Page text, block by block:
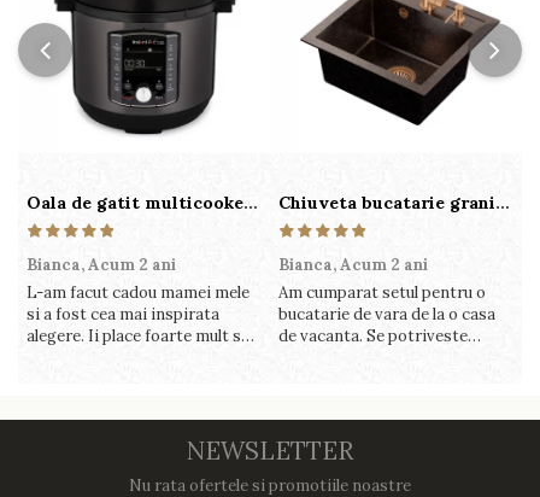
Oala de gatit multicooker 11 functii Instant Pot Pro Crisp 8 + Air Fryer 7.6 lt
Bianca,Acum 2 ani
L-am facut cadou mamei mele
si a fost cea mai inspirata
alegere. Ii place foarte mult sa
gandesc serios sa imi cumpar
si eu! Recomand mult !
Chiuveta bucatarie granit cu finisaj negru perlat/cupru Steingran Art Copper cu dozator si baterie Quadron
Bianca,Acum 2 ani
Am cumparat setul pentru o
bucatarie de vara de la o casa
de vacanta. Se potriveste
cu drag !
NEWSLETTER
Nu rata ofertele si promotiile noastre